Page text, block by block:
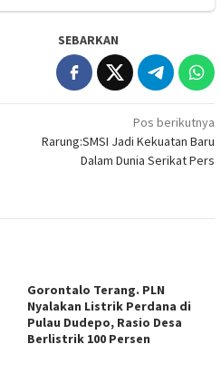
SEBARKAN
Pos berikutnya
Rarung:SMSI Jadi Kekuatan Baru
Dalam Dunia Serikat Pers
Gorontalo Terang. PLN
Nyalakan Listrik Perdana di
Pulau Dudepo, Rasio Desa
Berlistrik 100 Persen